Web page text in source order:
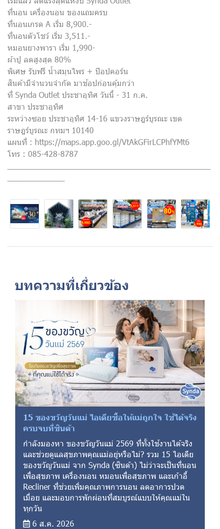
ที่นอน เครื่องนอน ของแถมครบ
ที่นอนเกรด A เริ่ม 8,900.-
ที่นอนตัวโชว์ เริ่ม 3,511.-
หมอนยางพารา เริ่ม 1,990-
ผ้าปู ลดสูงสุด 80%
พิเศษ รับฟรี น้ำสมุนไพร + ป๊อปคอร์น
สินค้ามีจำนวนจำกัด มาช้อปก่อนคุ้มกว่า
ที่ Synda Outlet ประชาอุทิศ วันนี้ - 31 ก.ค.
สาขา ประชาอุทิศ
ระหว่างซอย ประชาอุทิศ 14-16 แขวงราษฎร์บูรณะ เขต
ราษฎร์บูรณะ กทมฯ 10140
แผนที่ : https://maps.app.goo.gl/VtAkGFirLCPhfYMt6
โทร : 085-428-8787
บทความที่เกี่ยวข้อง
15 ของขวัญวันแม่ ไอเดียซื้อให้แม่ถูกใจ ใช้ได้จริง
ครบจบที่ซินด้า
กำลังมองหา ของขวัญวันแม่ 2569 ที่ทั้งใช้งานได้จริง
และช่วยดูแลสุขภาพคุณแม่อยู่หรือไม่? รวม 15 ไอเดีย
ของขวัญวันแม่ จาก Synda (ซินด้า) ไม่ว่าจะเป็นที่นอน
เพื่อสุขภาพ เครื่องนอน หมอนเพื่อสุขภาพ และเก้าอี้
Recliner ที่ช่วยเพิ่มคุณภาพการนอน ลดอาการปวด
เมื่อย และมอบการพักผ่อนที่สมบูรณ์แบบให้คุณแม่ใน
ทุกวัน
6 ส.ค. 2026